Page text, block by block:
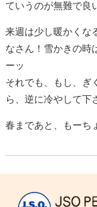
ていうのが無難で良
来週は少し暖かくな
なさん！雪かきの時
ーッ
それでも、もし、ぎ
ら、逆に冷やして下
春まであと、もーち